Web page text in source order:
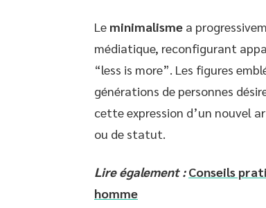
Le minimalisme a
médiatique, reconfigurant
“less is more”. Les figures
générations de personnes
cette expression d’un nouvel
ou de statut.
Lire également : Conseils
homme